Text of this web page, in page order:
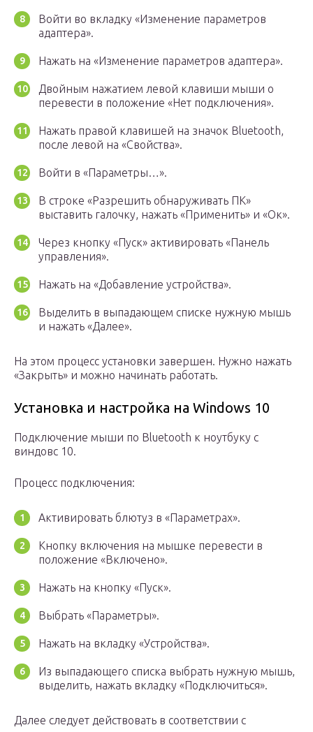
Войти во вкладку «Изменение параметров
адаптера».
Нажать на «Изменение параметров адаптера».
Двойным нажатием левой клавиши мыши о
перевести в положение «Нет подключения».
Нажать правой клавишей на значок Bluetooth,
после левой на «Свойства».
Войти в «Параметры…».
В строке «Разрешить обнаруживать ПК»
выставить галочку, нажать «Применить» и «Ок».
Через кнопку «Пуск» активировать «Панель
управления».
Нажать на «Добавление устройства».
Выделить в выпадающем списке нужную мышь
и нажать «Далее».
На этом процесс установки завершен. Нужно нажать
«Закрыть» и можно начинать работать.
Установка и настройка на Windows 10
Подключение мыши по Bluetooth к ноутбуку с
виндовс 10.
Процесс подключения:
Активировать блютуз в «Параметрах».
Кнопку включения на мышке перевести в
положение «Включено».
Нажать на кнопку «Пуск».
Выбрать «Параметры».
Нажать на вкладку «Устройства».
Из выпадающего списка выбрать нужную мышь,
выделить, нажать вкладку «Подключиться».
Далее следует действовать в соответствии с